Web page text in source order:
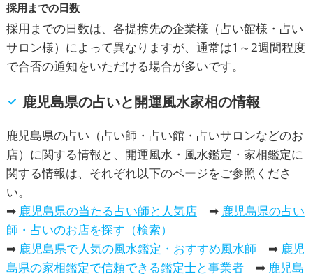
採用までの日数
採用までの日数は、各提携先の企業様（占い館様・占い
サロン様）によって異なりますが、通常は1～2週間程度
で合否の通知をいただける場合が多いです。
鹿児島県の占いと開運風水家相の情報
鹿児島県の占い（占い師・占い館・占いサロンなどのお
店）に関する情報と、開運風水・風水鑑定・家相鑑定に
関する情報は、それぞれ以下のページをご参照くださ
い。
➡ 鹿児島県の当たる占い師と人気店➡ 鹿児島県の占い
師・占いのお店を探す（検索）
➡ 鹿児島県で人気の風水鑑定・おすすめ風水師 ➡ 鹿児
島県の家相鑑定で信頼できる鑑定士と事業者➡ 鹿児島